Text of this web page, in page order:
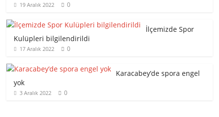
19 Aralık 2022 0
İlçemizde Spor
Kulüpleri bilgilendirildi
17 Aralık 2022 0
Karacabey’de spora engel
yok
3 Aralık 2022 0